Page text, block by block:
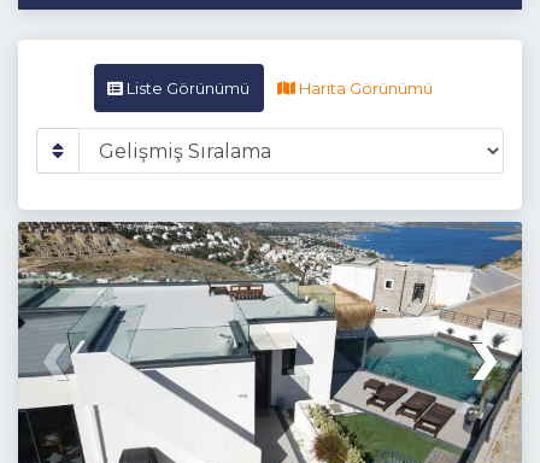
Liste Görünümü Harita Görünümü